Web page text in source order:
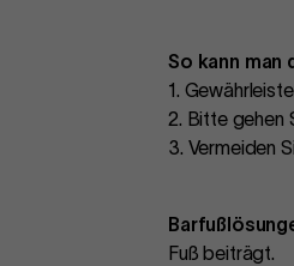
So kann man
1.
2. Bitte gehen
3. Vermeiden
Fuß beiträgt.